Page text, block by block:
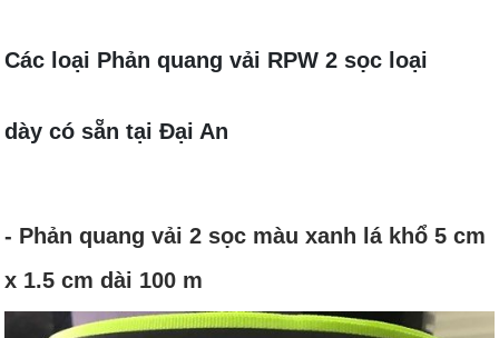
Các loại Phản quang vải RPW 2 sọc loại
dày có sẵn tại Đại An
- Phản quang vải 2 sọc màu xanh lá khổ 5 cm
x 1.5 cm dài 100 m